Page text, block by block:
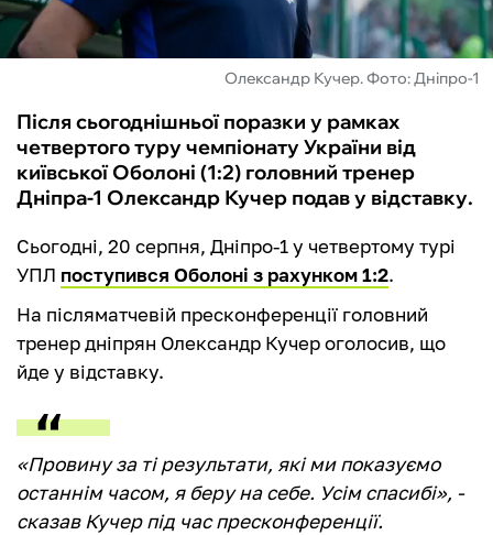
БУКМЕКЕРИ
Олександр Кучер. Фото: Дніпро-1
Після сьогоднішньої поразки у рамках
четвертого туру чемпіонату України від
київської Оболоні (1:2) головний тренер
Дніпра-1 Олександр Кучер подав у відставку.
Сьогодні, 20 серпня, Дніпро-1 у четвертому турі
УПЛ поступився Оболоні з рахунком 1:2.
На післяматчевій пресконференції головний
тренер дніпрян Олександр Кучер оголосив, що
йде у відставку.
«Провину за ті результати, які ми показуємо
останнім часом, я беру на себе. Усім спасибі», -
сказав Кучер під час пресконференції.